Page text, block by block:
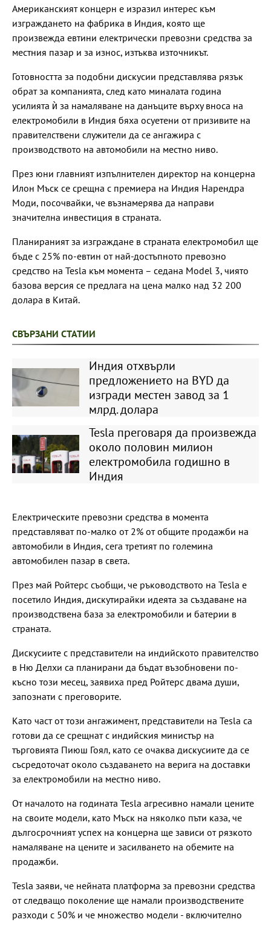
Американският концерн е изразил интерес към
изграждането на фабрика в Индия, която ще
произвежда евтини електрически превозни средства за
местния пазар и за износ, изтъква източникът.
Готовността за подобни дискусии представлява рязък
обрат за компанията, след като миналата година
усилията ѝ за намаляване на данъците върху вноса на
електромобили в Индия бяха осуетени от призивите на
правителствени служители да се ангажира с
производството на автомобили на местно ниво.
През юни главният изпълнителен директор на концерна
Илон Мъск се срещна с премиера на Индия Нарендра
Моди, посочвайки, че възнамерява да направи
значителна инвестиция в страната.
Планираният за изграждане в страната електромобил ще
бъде с 25% по-евтин от най-достъпното превозно
средство на Tesla към момента – седана Model 3, чиято
базова версия се предлага на цена малко над 32 200
долара в Китай.
СВЪРЗАНИ СТАТИИ
Индия отхвърли
предложението на BYD да
изгради местен завод за 1
млрд. долара
Tesla преговаря да произвежда
около половин милион
електромобила годишно в
Индия
Електрическите превозни средства в момента
представляват по-малко от 2% от общите продажби на
автомобили в Индия, сега третият по големина
автомобилен пазар в света.
През май Ройтерс съобщи, че ръководството на Tesla е
посетило Индия, дискутирайки идеята за създаване на
производствена база за електромобили и батерии в
страната.
Дискусиите с представители на индийското правителство
в Ню Делхи са планирани да бъдат възобновени по-
късно този месец, заявиха пред Ройтерс двама души,
запознати с преговорите.
Като част от този ангажимент, представители на Tesla са
готови да се срещнат с индийския министър на
търговията Пиюш Гоял, като се очаква дискусиите да се
съсредоточат около създаването на верига на доставки
за електромобили на местно ниво.
От началото на годината Tesla агресивно намали цените
на своите модели, като Мъск на няколко пъти каза, че
дългосрочният успех на концерна ще зависи от рязкото
намаляване на цените и засилването на обемите на
продажби.
Tesla заяви, че нейната платформа за превозни средства
от следващо поколение ще намали производствените
разходи с 50% и че множество модели - включително